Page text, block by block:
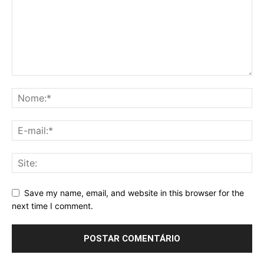
Save my name, email, and website in this browser for the
next time I comment.